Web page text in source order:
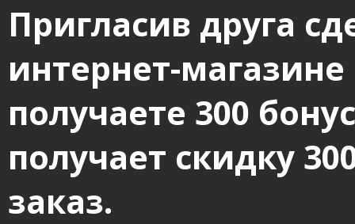
Пригласив друга
интернет-
получаете 300
получает скидку
заказ.